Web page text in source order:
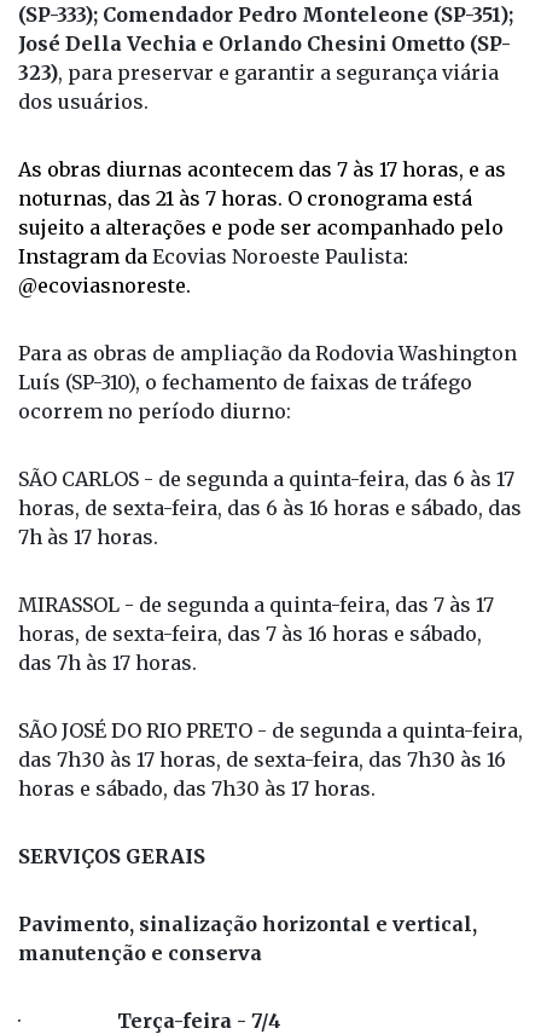
(SP-333); Comendador Pedro Monteleone (SP-351);
José Della Vechia e Orlando Chesini Ometto (SP-
323), para preservar e garantir a segurança viária
dos usuários.
As obras diurnas acontecem das 7 às 17 horas, e as
noturnas, das 21 às 7 horas. O cronograma está
sujeito a alterações e pode ser acompanhado pelo
Instagram da Ecovias Noroeste Paulista:
@ecoviasnoreste.
Para as obras de ampliação da Rodovia Washington
Luís (SP-310), o fechamento de faixas de tráfego
ocorrem no período diurno:
SÃO CARLOS - de segunda a quinta-feira, das 6 às 17
horas, de sexta-feira, das 6 às 16 horas e sábado, das
7h às 17 horas.
MIRASSOL - de segunda a quinta-feira, das 7 às 17
horas, de sexta-feira, das 7 às 16 horas e sábado,
das 7h às 17 horas.
SÃO JOSÉ DO RIO PRETO - de segunda a quinta-feira,
das 7h30 às 17 horas, de sexta-feira, das 7h30 às 16
horas e sábado, das 7h30 às 17 horas.
SERVIÇOS GERAIS
Pavimento, sinalização horizontal e vertical,
manutenção e conserva
· Terça-feira - 7/4